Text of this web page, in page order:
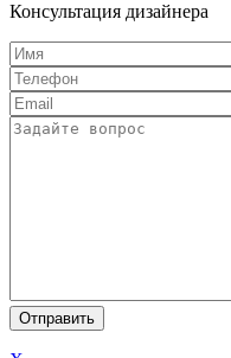
Консультация дизайнера